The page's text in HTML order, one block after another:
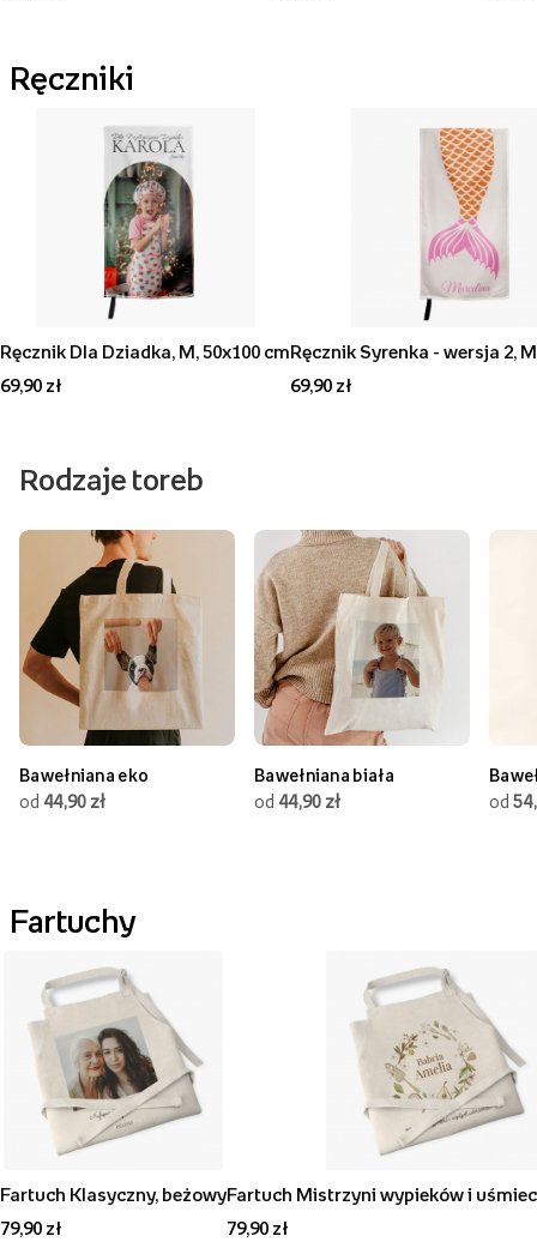
Ręczniki
Ręcznik Dla Dziadka, M, 50x100 cm
69,90 zł
Ręcznik Syrenka - wersja 2,
69,90 zł
Rodzaje toreb
Bawełniana eko
od 44,90 zł
Bawełniana biała
od 44,90 zł
od
Fartuchy
Fartuch Klasyczny, beżowy
79,90 zł
Fartuch Mistrzyni wypieków i
79,90 zł